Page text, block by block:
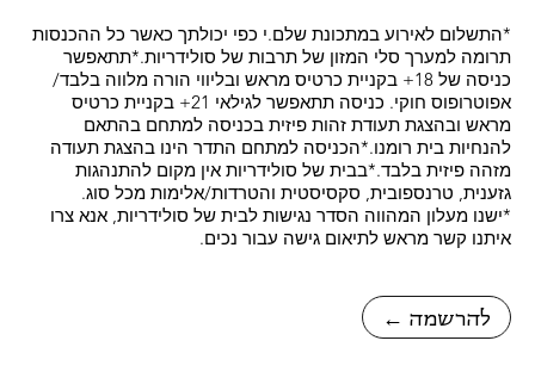
← להרשמה
*התשלום לאירוע במתכונת שלם.י כפי יכולתך כאשר כל ההכנסות
תרומה למערך סלי המזון של תרבות של סולידריות.*תתאפשר
כניסה של 18+ בקניית כרטיס מראש ובליווי הורה מלווה בלבד/
אפוטרופוס חוקי. כניסה תתאפשר לגילאי 21+ בקניית כרטיס
מראש ובהצגת תעודת זהות פיזית בכניסה למתחם בהתאם
להנחיות בית רומנו.*הכניסה למתחם התדר הינו בהצגת תעודה
מזהה פיזית בלבד.*בבית של סולידריות אין מקום להתנהגות
גזענית, טרנספובית, סקסיסטית והטרדות/אלימות מכל סוג.
*ישנו מעלון המהווה הסדר נגישות לבית של סולידריות, אנא צרו
איתנו קשר מראש לתיאום גישה עבור נכים.